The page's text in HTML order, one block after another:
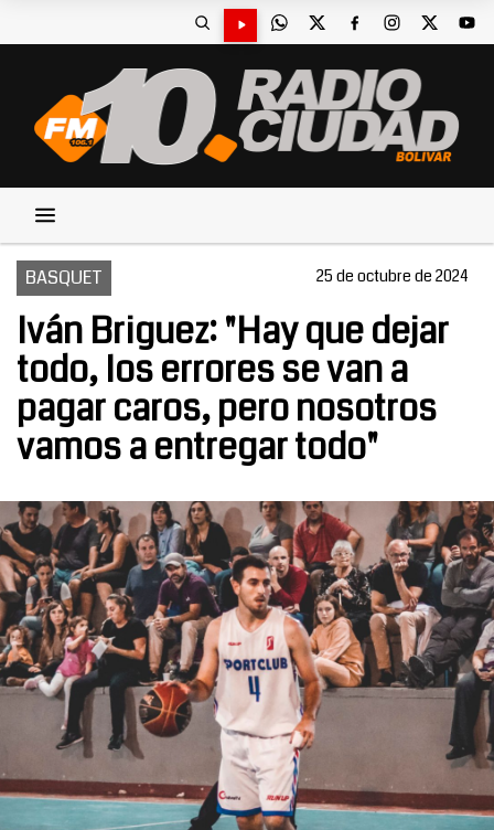
BASQUET 25 de octubre de 2024
Iván Briguez: "Hay que dejar
todo, los errores se van a
pagar caros, pero nosotros
vamos a entregar todo"